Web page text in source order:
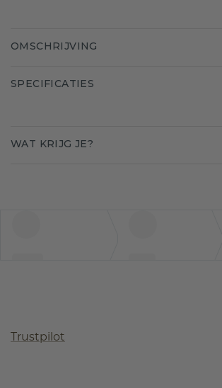
OMSCHRIJVING
SPECIFICATIES
WAT KRIJG JE?
Trustpilot